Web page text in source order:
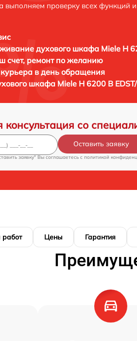
выполняем проверку всех функций
духового шкафа Miele H
счет, ремонт по желанию
в день обращения
шкафа Miele H 6200 B
консультация со
Оставить заявку
заявку" Вы соглашаетесь c политикой
Цены Гарантия